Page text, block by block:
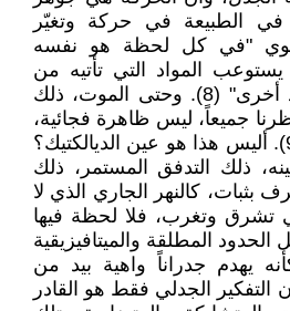
في حركة وتغيّر
"في كل لحظة هو نفسه
المواد التي تأتيه من
الخارج ويخرج منها مواد أخرى" (8). وحتى الموت، ذلك
جميعاً، ليس ظاهرة فجائية،
بل "عملية طويلة جداً" (9). أليس هذا هو عين الديالكتيك؟
ذلك التدفق المستمر، ذلك
بثبات، كالنهر الجاري الذي لا
تشرق وتغرب، فلا لحظة فيها
المطلقة والميتافيزيقية
يهدم جدراناً واهية بيد من
الجدلي فقط هو القادر